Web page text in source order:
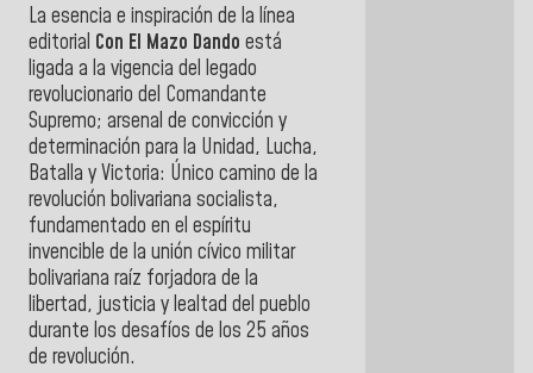
La esencia e inspiración de la línea
editorial Con El Mazo Dando está
ligada a la vigencia del legado
revolucionario del Comandante
Supremo; arsenal de convicción y
determinación para la Unidad, Lucha,
Batalla y Victoria: Único camino de la
revolución bolivariana socialista,
fundamentado en el espíritu
invencible de la unión cívico militar
bolivariana raíz forjadora de la
libertad, justicia y lealtad del pueblo
durante los desafíos de los 25 años
de revolución.